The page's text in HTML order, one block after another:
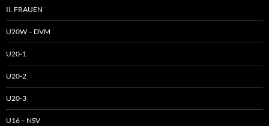
II. FRAUEN
U20W – DVM
U20-1
U20-2
U20-3
U16 – NSV